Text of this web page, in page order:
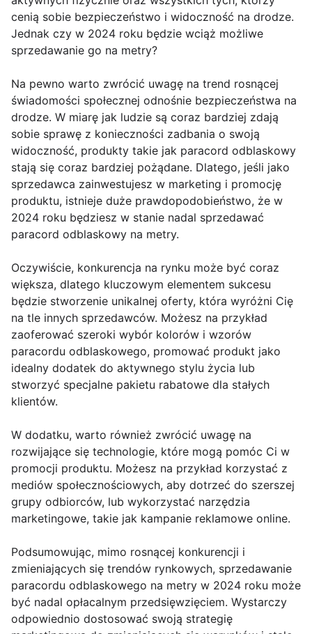
cenią sobie bezpieczeństwo i widoczność na drodze.
Jednak czy w 2024 roku będzie wciąż możliwe
sprzedawanie go na metry?
Na pewno warto zwrócić uwagę na trend rosnącej
świadomości społecznej odnośnie bezpieczeństwa na
drodze. W miarę jak ludzie są coraz bardziej zdają
sobie sprawę z konieczności zadbania o swoją
widoczność, produkty takie jak paracord odblaskowy
stają się coraz bardziej pożądane. Dlatego, jeśli jako
sprzedawca zainwestujesz w marketing i promocję
produktu, istnieje duże prawdopodobieństwo, że w
2024 roku będziesz w stanie nadal sprzedawać
paracord odblaskowy na metry.
Oczywiście, konkurencja na rynku może być coraz
większa, dlatego kluczowym elementem sukcesu
będzie stworzenie unikalnej oferty, która wyróżni Cię
na tle innych sprzedawców. Możesz na przykład
zaoferować szeroki wybór kolorów i wzorów
paracordu odblaskowego, promować produkt jako
idealny dodatek do aktywnego stylu życia lub
stworzyć specjalne pakietu rabatowe dla stałych
klientów.
W dodatku, warto również zwrócić uwagę na
rozwijające się technologie, które mogą pomóc Ci w
promocji produktu. Możesz na przykład korzystać z
mediów społecznościowych, aby dotrzeć do szerszej
grupy odbiorców, lub wykorzystać narzędzia
marketingowe, takie jak kampanie reklamowe online.
Podsumowując, mimo rosnącej konkurencji i
zmieniających się trendów rynkowych, sprzedawanie
paracordu odblaskowego na metry w 2024 roku może
być nadal opłacalnym przedsięwzięciem. Wystarczy
odpowiednio dostosować swoją strategię